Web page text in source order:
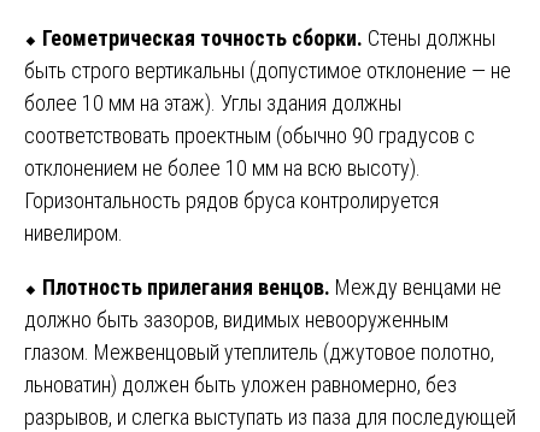
⬥ Геометрическая точность сборки. Стены должны
быть строго вертикальны (допустимое отклонение — не
более 10 мм на этаж). Углы здания должны
соответствовать проектным (обычно 90 градусов с
отклонением не более 10 мм на всю высоту).
Горизонтальность рядов бруса контролируется
нивелиром.
⬥ Плотность прилегания венцов. Между венцами не
должно быть зазоров, видимых невооруженным
глазом. Межвенцовый утеплитель (джутовое полотно,
льноватин) должен быть уложен равномерно, без
разрывов, и слегка выступать из паза для последующей